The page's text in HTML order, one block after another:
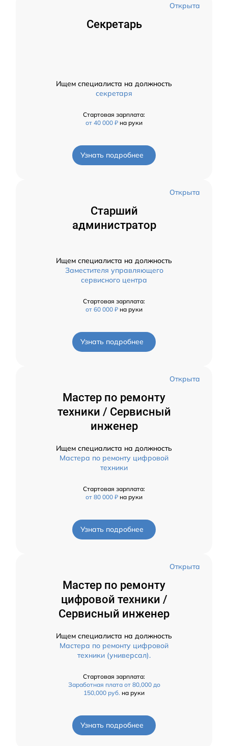
Открыта
Секретарь
Ищем специалиста на должность
секретаря
Стартовая зарплата:
от 40 000 ₽ на руки
Узнать подробнее
Открыта
Старший
администратор
Ищем специалиста на должность
Заместителя управляющего
сервисного центра
Стартовая зарплата:
от 60 000 ₽ на руки
Узнать подробнее
Открыта
Мастер по ремонту
техники / Сервисный
инженер
Ищем специалиста на должность
Мастера по ремонту цифровой
техники
Стартовая зарплата:
от 80 000 ₽ на руки
Узнать подробнее
Открыта
Мастер по ремонту
цифровой техники /
Сервисный инженер
Ищем специалиста на должность
Мастера по ремонту цифровой
техники (универсал).
Стартовая зарплата:
Заработная плата от 80,000 до
150,000 руб. на руки
Узнать подробнее